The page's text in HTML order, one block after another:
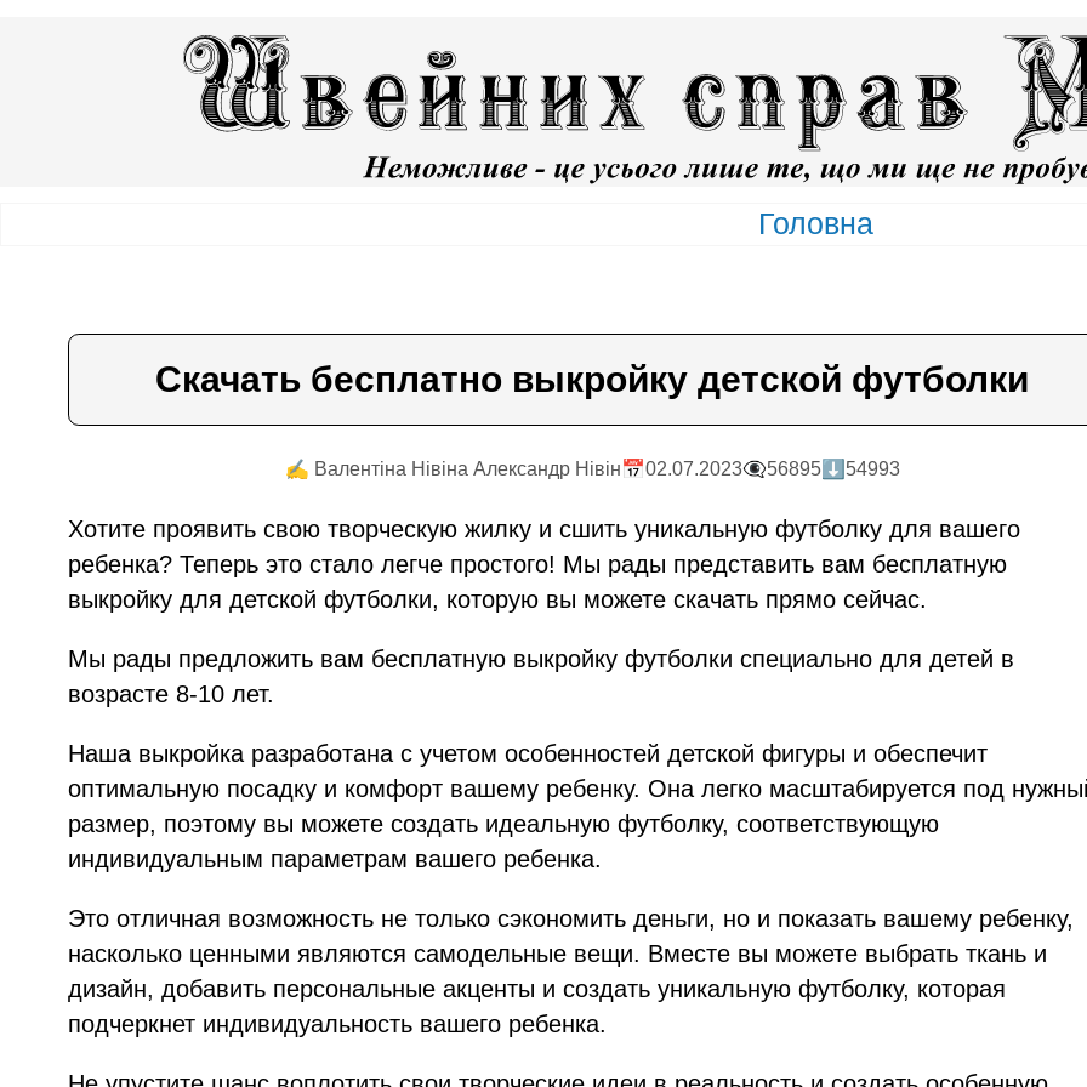
Головна
Скачать бесплатно выкройку детской футболки
✍️ Валентiна Нiвiна Александр Нiвiн📅02.07.2023👁️‍🗨️56895⬇️54993
Хотите проявить свою творческую жилку и сшить уникальную футболку для вашего
ребенка? Теперь это стало легче простого! Мы рады представить вам бесплатную
выкройку для детской футболки, которую вы можете скачать прямо сейчас.
Мы рады предложить вам бесплатную выкройку футболки специально для детей в
возрасте 8-10 лет.
Наша выкройка разработана с учетом особенностей детской фигуры и обеспечит
оптимальную посадку и комфорт вашему ребенку. Она легко масштабируется под
размер, поэтому вы можете создать идеальную футболку, соответствующую
индивидуальным параметрам вашего ребенка.
Это отличная возможность не только сэкономить деньги, но и показать вашему ребенку,
насколько ценными являются самодельные вещи. Вместе вы можете выбрать ткань и
дизайн, добавить персональные акценты и создать уникальную футболку, которая
подчеркнет индивидуальность вашего ребенка.